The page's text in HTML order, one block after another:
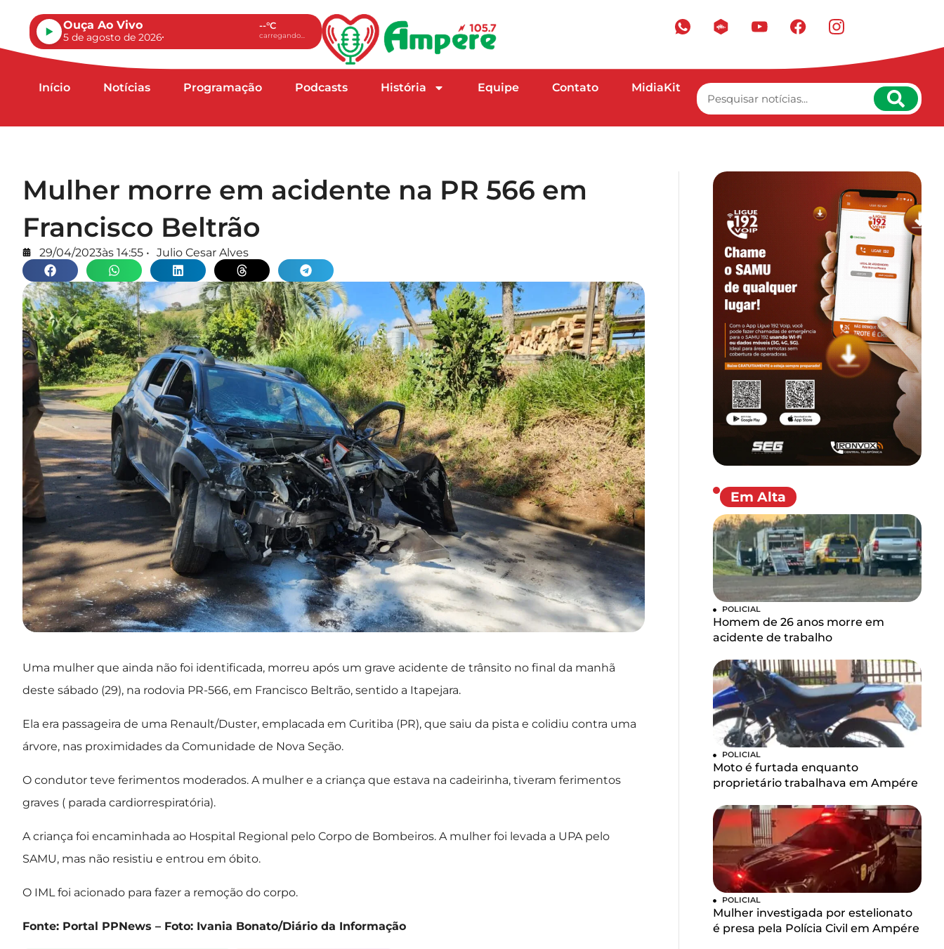
Ouça Ao Vivo
5 de agosto de 2026
--°C
carregando...
Início Notícias Programação Podcasts História Equipe Contato MidiaKit
Mulher morre em acidente na PR 566 em
Francisco Beltrão
29/04/2023às 14:55 • Julio Cesar Alves
Uma mulher que ainda não foi identificada, morreu após um grave acidente de trânsito no final da manhã
deste sábado (29), na rodovia PR-566, em Francisco Beltrão, sentido a Itapejara.
Ela era passageira de uma Renault/Duster, emplacada em Curitiba (PR), que saiu da pista e colidiu contra uma
árvore, nas proximidades da Comunidade de Nova Seção.
O condutor teve ferimentos moderados. A mulher e a criança que estava na cadeirinha, tiveram ferimentos
graves ( parada cardiorrespiratória).
A criança foi encaminhada ao Hospital Regional pelo Corpo de Bombeiros. A mulher foi levada a UPA pelo
SAMU, mas não resistiu e entrou em óbito.
O IML foi acionado para fazer a remoção do corpo.
Fonte: Portal PPNews – Foto: Ivania Bonato/Diário da Informação
Em Alta
POLICIAL
Homem de 26 anos morre em
acidente de trabalho
POLICIAL
Moto é furtada enquanto
proprietário trabalhava em Ampére
POLICIAL
Mulher investigada por estelionato
é presa pela Polícia Civil em Ampére